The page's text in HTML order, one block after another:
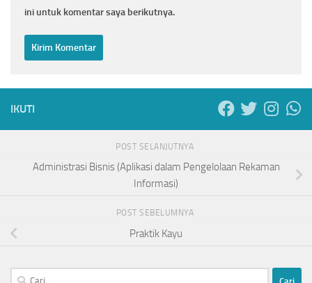
ini untuk komentar saya berikutnya.
IKUTI
POST SELANJUTNYA
Administrasi Bisnis (Aplikasi dalam Pengelolaan Rekaman
Informasi)
POST SEBELUMNYA
Praktik Kayu
Cari